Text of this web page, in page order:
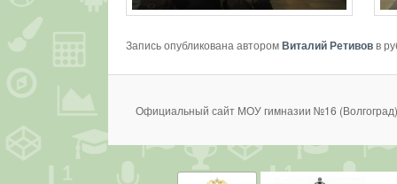
Запись опубликована авторомВиталий Ретивовв
Официальный сайт МОУ гимназии №16